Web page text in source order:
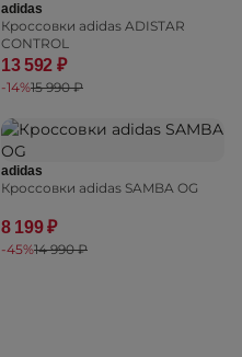
adidas
Кроссовки adidas ADISTAR
CONTROL
13 592 ₽
-14%15 990 ₽
adidas
Кроссовки adidas SAMBA OG
8 199 ₽
-45%14 990 ₽